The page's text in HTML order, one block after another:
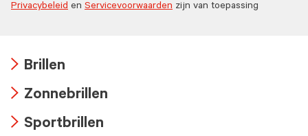
Privacybeleid en Servicevoorwaarden zijn van toepassing
icon
Brillen
icon
Zonnebrillen
Sportbrillen